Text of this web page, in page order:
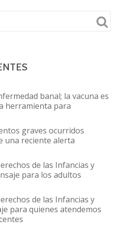
banal; la vacuna es
herramienta para
graves ocurridos
una reciente alerta
de las Infancias y
para los adultos
de las Infancias y
para quienes atendemos